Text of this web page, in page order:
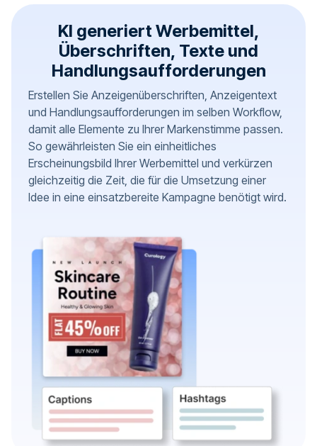
KI generiert Werbemittel,
Überschriften, Texte und
Handlungsaufforderungen
Erstellen Sie Anzeigenüberschriften, Anzeigentext
und Handlungsaufforderungen im selben Workflow,
damit alle Elemente zu Ihrer Markenstimme passen.
So gewährleisten Sie ein einheitliches
Erscheinungsbild Ihrer Werbemittel und verkürzen
gleichzeitig die Zeit, die für die Umsetzung einer
Idee in eine einsatzbereite Kampagne benötigt wird.